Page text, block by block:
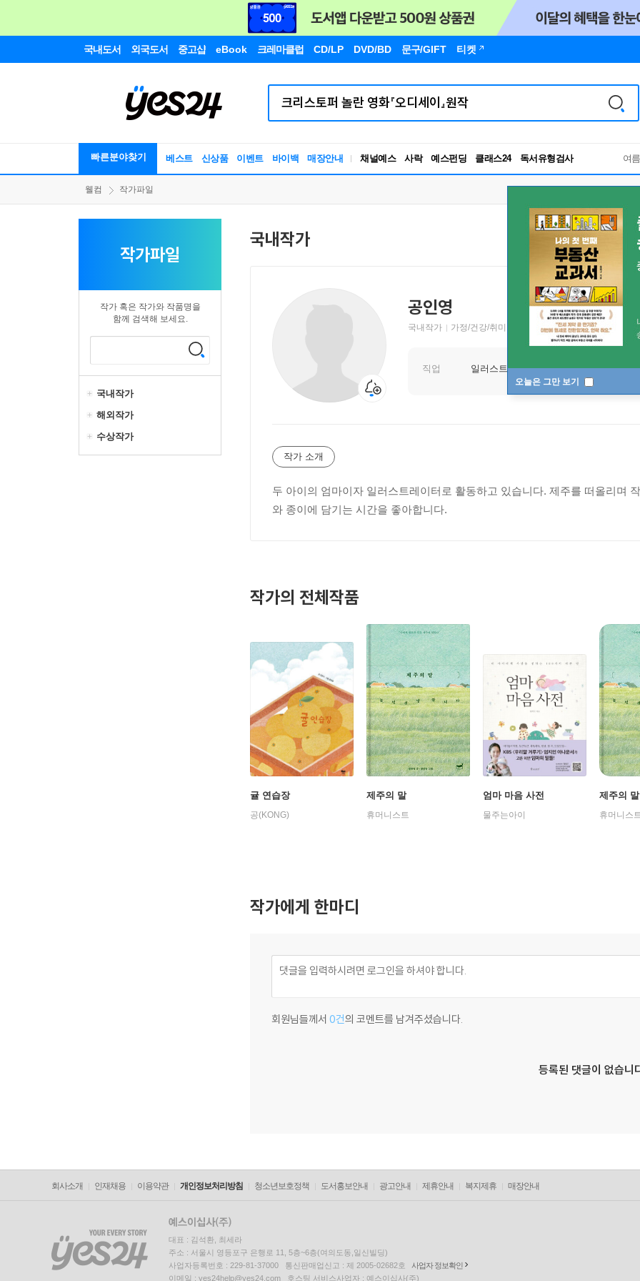
국내도서 외국도서 중고샵 eBook 크레마클럽 CD/LP DVD/BD 문구/GIFT 티켓
빠른분야찾기 베스트 신상품 이벤트 바이백 매장안내 채널예스 사락 예스펀딩 클래스24
RBTI Lab
독서유형검사
여
오늘은 그만 보기
웰컴 작가파일
작가파일
작가 혹은 작가와 작품명을
함께 검색해 보세요.
국내작가
해외작가
수상작가
국내작가
공인영
국내작가 가정/건강/취미 저자
직업 일러스트레이터
작가 소개
두 아이의 엄마이자 일러스트레이터로 활동하고 있습니다. 제주를 떠올리며
와 종이에 담기는 시간을 좋아합니다.
작가의 전체작품
귤 연습장
공(KONG)
제주의 말
휴머니스트
엄마 마음 사전
물주는아이
제주의 말
휴머니스
작가에게 한마디
회원님들께서 0건의 코멘트를 남겨주셨습니다.
등록된 댓글이 없습니
회사소개 인재채용 이용약관 개인정보처리방침 청소년보호정책 도서홍보안내 광고안내 제휴안내 복지제휴 매장안내
대표 : 김석환, 최세라
주소 : 서울시 영등포구 은행로 11, 5층~6층(여의도동,일신빌딩)
사업자등록번호 : 229-81-37000 통신판매업신고 : 제 2005-02682호
사업자 정보확인
이메일 : yes24help@yes24.com 호스팅 서비스사업자 : 예스이십사(주)